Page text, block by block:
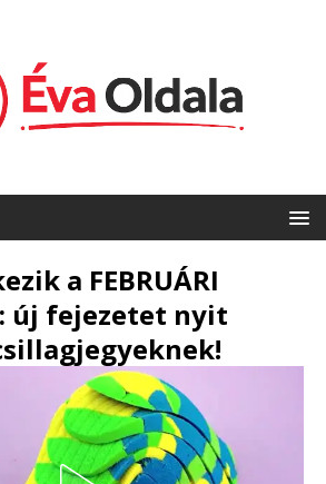
a FEBRUÁRI
új fejezetet nyit